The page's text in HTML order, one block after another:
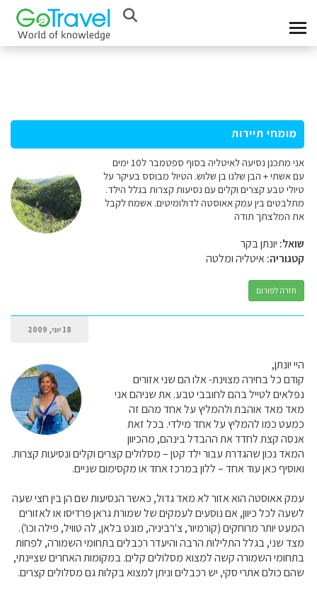
מומחי תיירות
אני מתכנן נסיעה לאיטליה בסוף ספטמבר ל10 ימים
עם אשתי + הבן שלנו בן שלוש. הטיול מבוסס בעיקר על
טיולי טבע קצרים וקלים עם נסיעות קצרות בגלל הילד.
מתלבטים בין עמק אאוסטה לדולומיטים. אשמח לקבל
את המלצתך תודה
שואל: יונתן בקר
קטגוריה:איטליה ומלטה
חזרה לפורום
18 יוני, 2009
היי יונתן,
קודם כל בחירה מצוינת- אלו הם שני אזורים
נפלאים לטייל בהם לחובבי טבע. את שניהם אני
מאד מאד אוהבת ולהמליץ על אחד מהם זה
כמעט כמו להמליץ על אחד מילדי. בכל זאת
אנסה קצת לחדד את ההבדל בינהם, מהכיוון
המאד נכון שהגדרת עבור ילד קטן – מסלולים קצרים וקלים ונסיעות קצרות.
ואוסיף כאן עוד אחד – ללון במרכז אחד או מקסימום שניים.
עמק אאוסטה הוא אזור לא מאד גדול, כאשר הנסיעות שם הן בין חצי שעה
לשעה לכל כיוון, אם נוסעים לעמקים של שמורת גראן פרדיסו או לאזורים
המעט יותר מרוחקים (קורמיור, צ'רביניה, מונט בלאן, לה טוויל, פילה וכו').
מצד שני, בגלל התלילות הרבה והיעדר רכבלים בתחומי השמורה, לפחות
בתחומי השמורה קשה למצוא מסלולים קלים. במקומות האחרים שציינתי,
שהם כולם אתרי סקי, יש רכבלים וניתן למצוא בקלות גם מסלולים קצרים.